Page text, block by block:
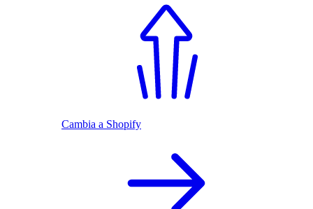
Cambia a Shopify